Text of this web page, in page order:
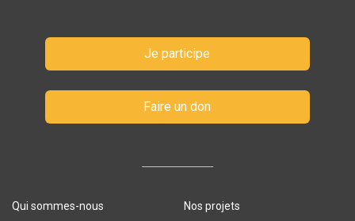
Je participe
Faire un don
Qui sommes-nous Nos projets